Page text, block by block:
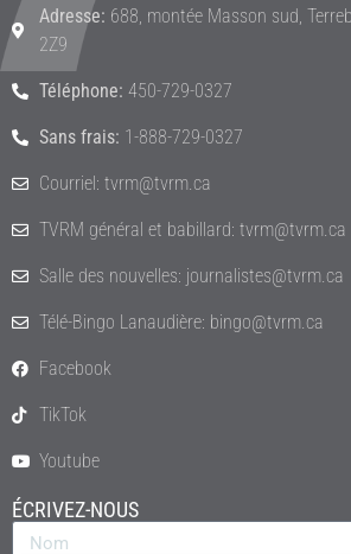
Adresse: 688, montée Masson sud,
2Z9
Téléphone: 450-729-0327
Sans frais: 1-888-729-0327
Courriel: tvrm@tvrm.ca
TVRM général et babillard: tvrm@tvrm.ca
Salle des nouvelles: journalistes@tvrm.ca
Télé-Bingo Lanaudière: bingo@tvrm.ca
Facebook
TikTok
Youtube
ÉCRIVEZ-NOUS